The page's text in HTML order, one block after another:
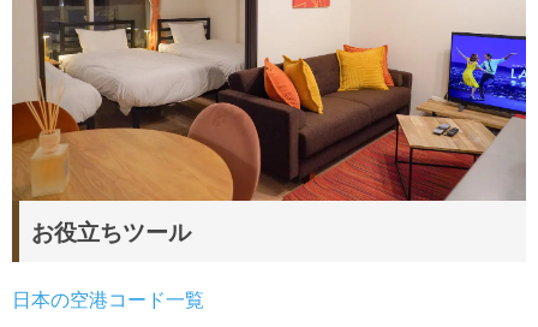
お役立ちツール
日本の空港コード一覧